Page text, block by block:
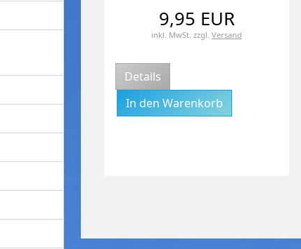
9,95 EUR
inkl. MwSt. zzgl.Versand
Details